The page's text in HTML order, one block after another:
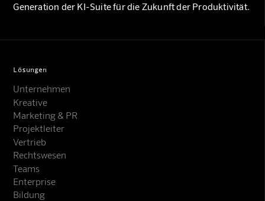
Generation der KI-Suite für die Zukunft der Produktivität.
Lösungen
Unternehmen
Kreative
Marketing & PR
Projektleiter
Vertrieb
Rechtswesen
Teams
Enterprise
Bildung